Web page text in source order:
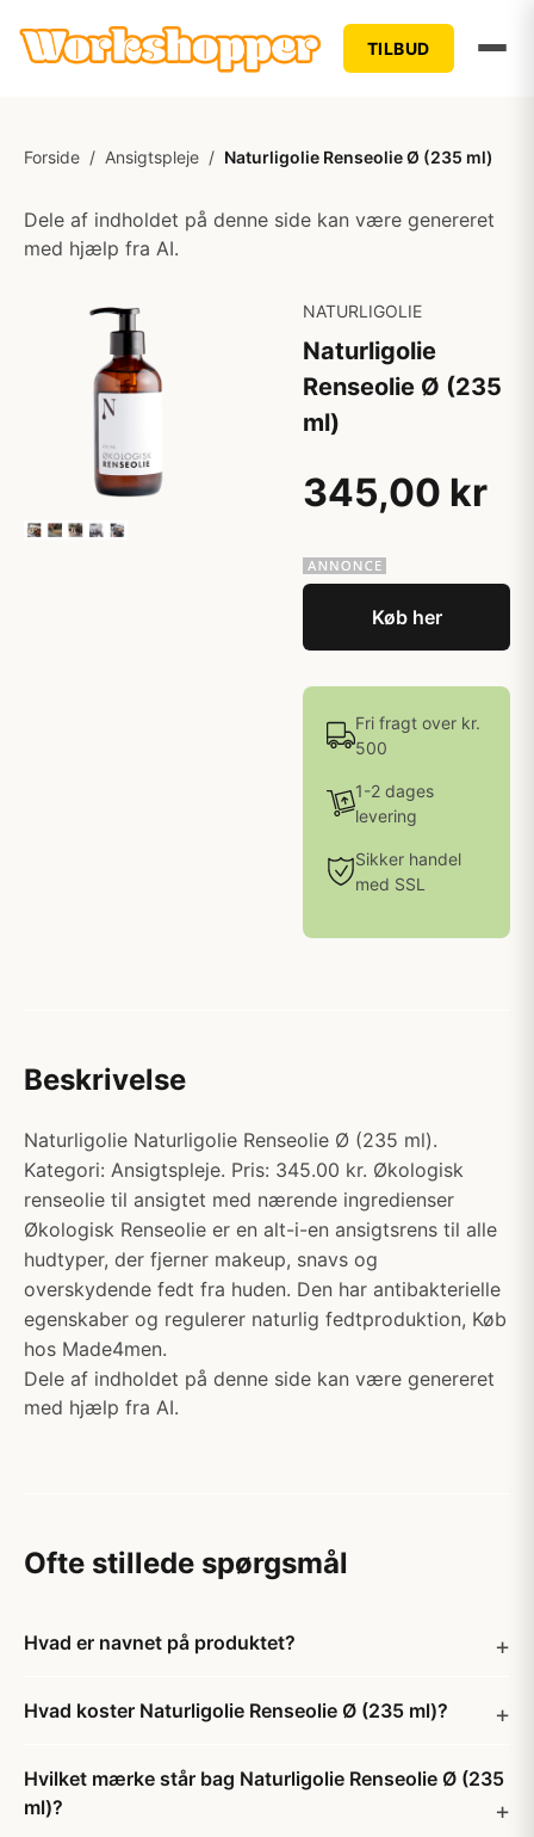
TILBUD
Forside / Ansigtspleje / Naturligolie Renseolie Ø (235 ml)
Dele af indholdet på denne side kan være genereret
med hjælp fra AI.
NATURLIGOLIE
Naturligolie
Renseolie Ø (235
ml)
345,00 kr
Køb her
Fri fragt over kr.
500
1-2 dages
levering
Sikker handel
med SSL
Beskrivelse
Naturligolie Naturligolie Renseolie Ø (235 ml).
Kategori: Ansigtspleje. Pris: 345.00 kr. Økologisk
renseolie til ansigtet med nærende ingredienser
Økologisk Renseolie er en alt-i-en ansigtsrens til alle
hudtyper, der fjerner makeup, snavs og
overskydende fedt fra huden. Den har antibakterielle
egenskaber og regulerer naturlig fedtproduktion, Køb
hos Made4men.
Dele af indholdet på denne side kan være genereret
med hjælp fra AI.
Ofte stillede spørgsmål
Hvad er navnet på produktet?
Hvad koster Naturligolie Renseolie Ø (235 ml)?
Hvilket mærke står bag Naturligolie Renseolie Ø (235
ml)?